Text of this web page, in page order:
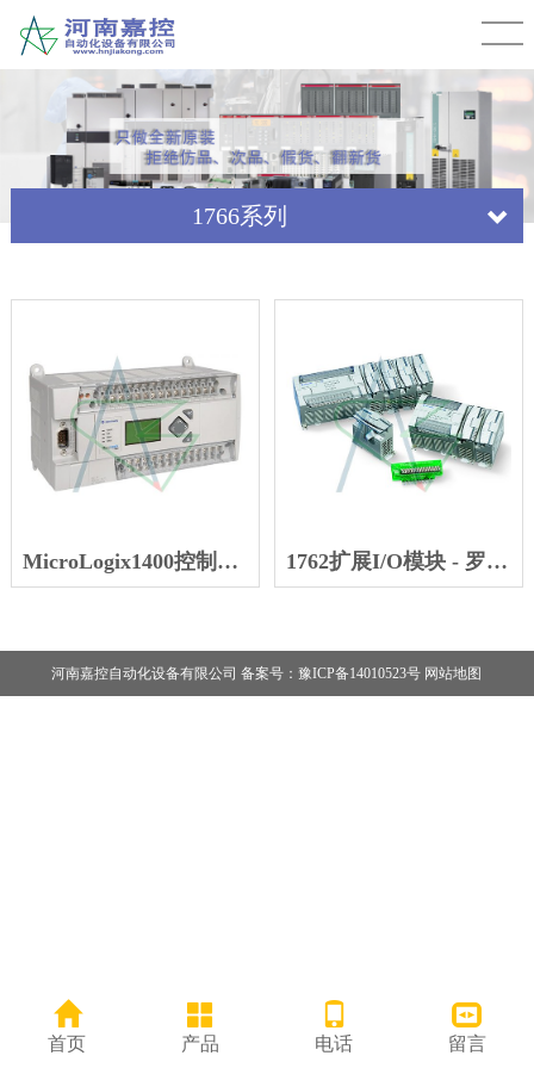
1766系列
MicroLogix1400控制器 - 罗克韦尔 1762扩展I/O模块 - 罗克韦尔
河南嘉控自动化设备有限公司 备案号：豫ICP备14010523号 网站地图
首页 产品 电话 留言